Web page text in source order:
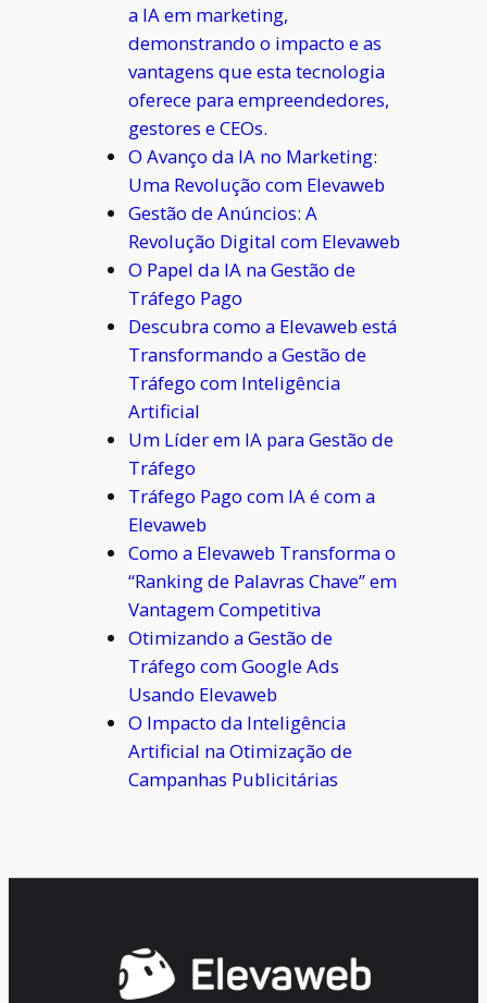
a IA em marketing,
demonstrando o impacto e as
vantagens que esta tecnologia
oferece para empreendedores,
gestores e CEOs.
O Avanço da IA no Marketing:
Uma Revolução com Elevaweb
Gestão de Anúncios: A
Revolução Digital com Elevaweb
O Papel da IA na Gestão de
Tráfego Pago
Descubra como a Elevaweb está
Transformando a Gestão de
Tráfego com Inteligência
Artificial
Um Líder em IA para Gestão de
Tráfego
Tráfego Pago com IA é com a
Elevaweb
Como a Elevaweb Transforma o
“Ranking de Palavras Chave” em
Vantagem Competitiva
Otimizando a Gestão de
Tráfego com Google Ads
Usando Elevaweb
O Impacto da Inteligência
Artificial na Otimização de
Campanhas Publicitárias